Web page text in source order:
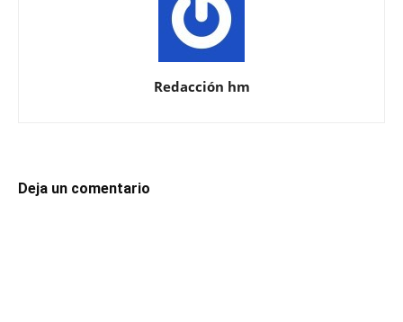
Redacción hm
Deja un comentario